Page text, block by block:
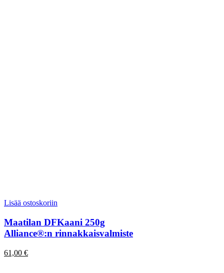
Lisää ostoskoriin
Maatilan DFKaani 250g
Alliance®:n rinnakkaisvalmiste
61,00 €